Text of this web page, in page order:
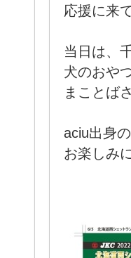
応援に来
当日は、
犬のおや
まことば
aciu出身
お楽しみ